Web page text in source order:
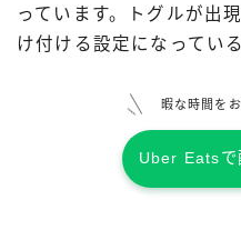
っています。トグルが出
け付ける設定になってい
暇な時間を
Uber Eatsで